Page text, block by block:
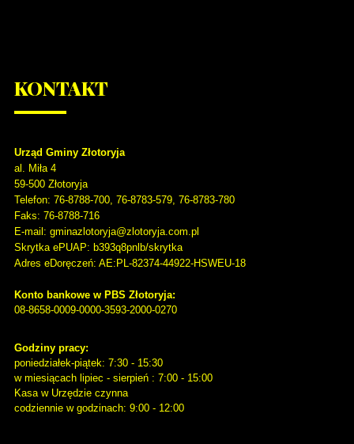
KONTAKT
Urząd Gminy Złotoryja
al. Miła 4
59-500 Złotoryja
Telefon: 76-8788-700, 76-8783-579, 76-8783-780
Faks: 76-8788-716
E-mail: gminazlotoryja@zlotoryja.com.pl
Skrytka ePUAP: b393q8pnlb/skrytka
Adres eDoręczeń: AE:PL-82374-44922-HSWEU-18
Konto bankowe w PBS Złotoryja:
08-8658-0009-0000-3593-2000-0270
Godziny pracy:
poniedziałek-piątek: 7:30 - 15:30
w miesiącach lipiec - sierpień : 7:00 - 15:00
Kasa w Urzędzie czynna
codziennie w godzinach: 9:00 - 12:00